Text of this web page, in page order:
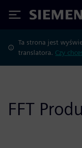
Siemens
Ta strona jest
translatora. Czy
FFT